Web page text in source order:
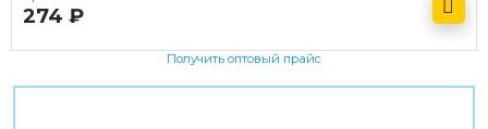
274
Получить оптовый прайс